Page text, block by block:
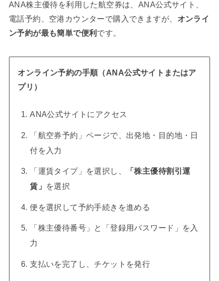
ANA株主優待を利用した航空券は、ANA公式サイト、
電話予約、空港カウンターで購入できますが、 オンライ
ン予約が最も簡単で便利 です。
オンライン予約の手順（ANA公式サイトまたはア
プリ）
ANA公式サイトにアクセス
「航空券予約」ページで、出発地・目的地・日
付を入力
「運賃タイプ」を選択し、
「株主優待割引運
賃」
を選択
便を選択して予約手続きを進める
「株主優待番号」と「登録用パスワード」を入
力
支払いを完了し、チケットを発行